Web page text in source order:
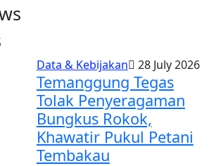
Data & Kebijakan 28 July 2026
Temanggung Tegas
Tolak Penyeragaman
Bungkus Rokok,
Khawatir Pukul Petani
Tembakau